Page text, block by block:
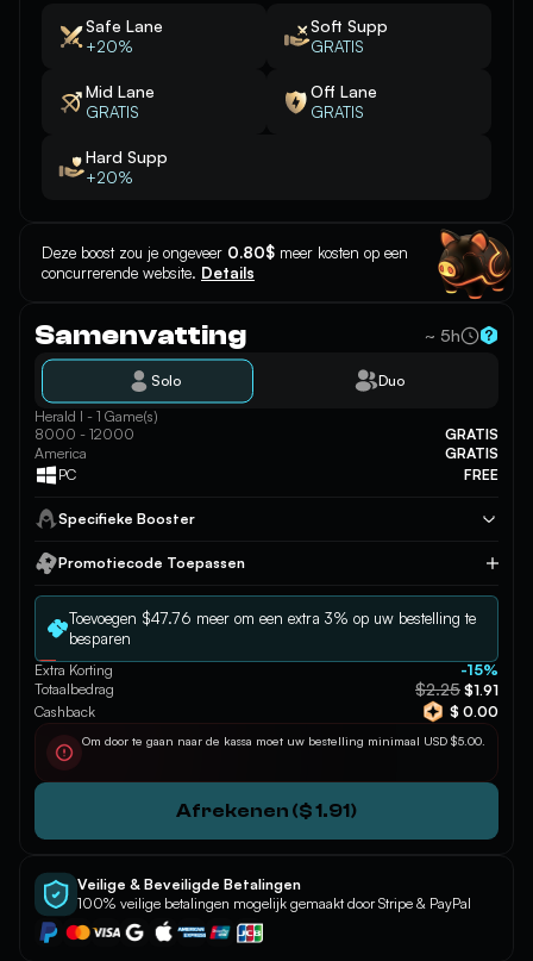
Safe Lane
+20%
Soft Supp
GRATIS
Mid Lane
GRATIS
Off Lane
GRATIS
Hard Supp
+20%
Deze boost zou je ongeveer 0.80$ meer kosten op een
concurrerende website. Details
Samenvatting ~ 5h
Solo Duo
Herald I - 1 Game(s)
8000 - 12000
GRATIS
America
GRATIS
PC
FREE
Specifieke Booster
Promotiecode Toepassen
Toepassen
Toevoegen $47.76 meer om een extra 3% op uw bestelling te
besparen
Extra Korting
-15%
Totaalbedrag
$2.25 $1.91
Cashback
$ 0.00
Om door te gaan naar de kassa moet uw bestelling minimaal USD $5.00.
Afrekenen ($ 1.91)
Veilige & Beveiligde Betalingen
100% veilige betalingen mogelijk gemaakt door Stripe & PayPal